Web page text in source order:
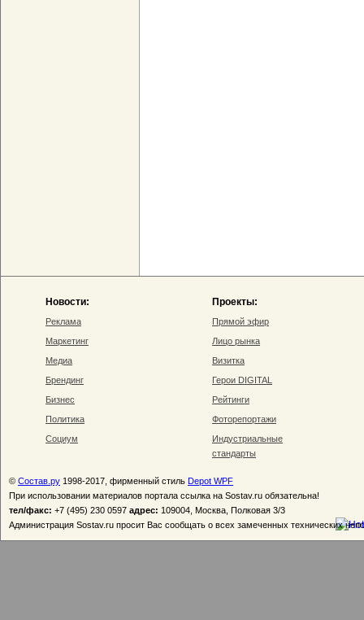
Новости:
Реклама
Маркетинг
Медиа
Брендинг
Бизнес
Политика
Социум
Проекты:
Прямой эфир
Лицо рынка
Визитка
Герои DIGITAL
Рейтинги
Фоторепортажи
Индустриальные
стандарты
© Состав.ру 1998-2017, фирменный стиль Depot WPF
При использовании материалов портала ссылка на Sostav.ru обязательна!
тел/факс: +7 (495) 230 0597 адрес: 109004, Москва, Полковая 3/3
Администрация Sostav.ru просит Вас сообщать о всех замеченных технических